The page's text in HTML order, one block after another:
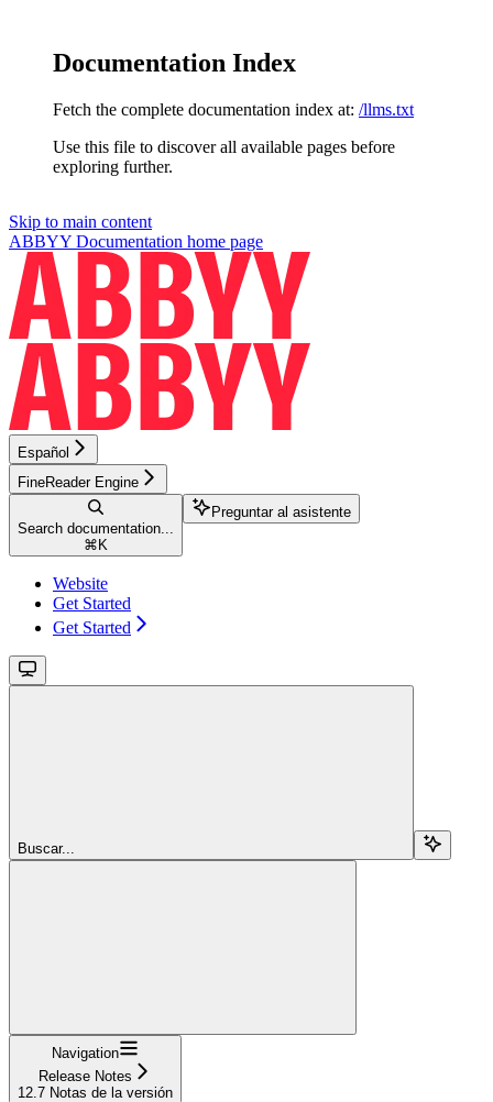
Documentation Index
Fetch the complete documentation index at: /llms.txt
Use this file to discover all available pages before
exploring further.
Skip to main content
ABBYY Documentation home page
Español
FineReader Engine
Search documentation...
⌘ K
Preguntar al asistente
Website
Get Started
Get Started
Buscar...
Navigation
Release Notes
12.7 Notas de la versión